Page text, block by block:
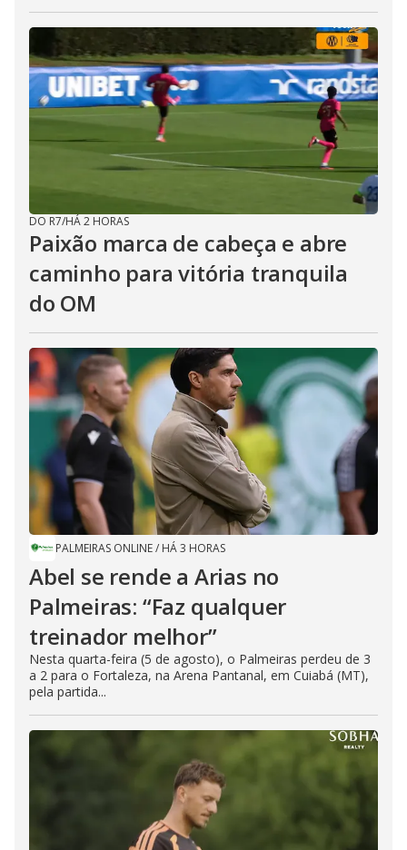
DO R7/HÁ 2 HORAS
Paixão marca de cabeça e abre
caminho para vitória tranquila
do OM
PALMEIRAS ONLINE/ HÁ 3 HORAS
Abel se rende a Arias no
Palmeiras: “Faz qualquer
treinador melhor”
Nesta quarta-feira (5 de agosto), o Palmeiras perdeu de 3
a 2 para o Fortaleza, na Arena Pantanal, em Cuiabá (MT),
pela partida...